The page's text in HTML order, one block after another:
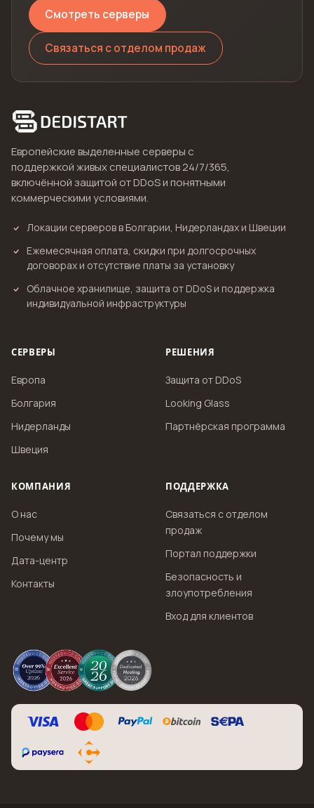
Смотреть серверы
Связаться с отделом продаж
Европейские выделенные серверы с
поддержкой живых специалистов 24/7/365,
включённой защитой от DDoS и понятными
коммерческими условиями.
Локации серверов в Болгарии, Нидерландах и Швеции
Ежемесячная оплата, скидки при долгосрочных
договорах и отсутствие платы за установку
Облачное хранилище, защита от DDoS и поддержка
индивидуальной инфраструктуры
СЕРВЕРЫ
Европа
Болгария
Нидерланды
Швеция
РЕШЕНИЯ
Защита от DDoS
Looking Glass
Партнёрская программа
КОМПАНИЯ
О нас
Почему мы
Дата-центр
Контакты
ПОДДЕРЖКА
Связаться с отделом
продаж
Портал поддержки
Безопасность и
злоупотребления
Вход для клиентов